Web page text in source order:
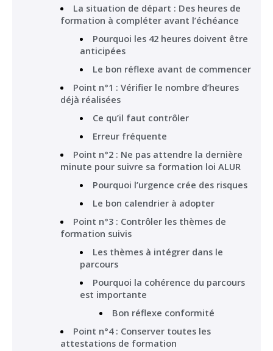
La situation de départ : Des heures de
formation à compléter avant l’échéance
Pourquoi les 42 heures doivent être
anticipées
Le bon réflexe avant de commencer
Point n°1 : Vérifier le nombre d’heures
déjà réalisées
Ce qu’il faut contrôler
Erreur fréquente
Point n°2 : Ne pas attendre la dernière
minute pour suivre sa formation loi ALUR
Pourquoi l’urgence crée des risques
Le bon calendrier à adopter
Point n°3 : Contrôler les thèmes de
formation suivis
Les thèmes à intégrer dans le
parcours
Pourquoi la cohérence du parcours
est importante
Bon réflexe conformité
Point n°4 : Conserver toutes les
attestations de formation